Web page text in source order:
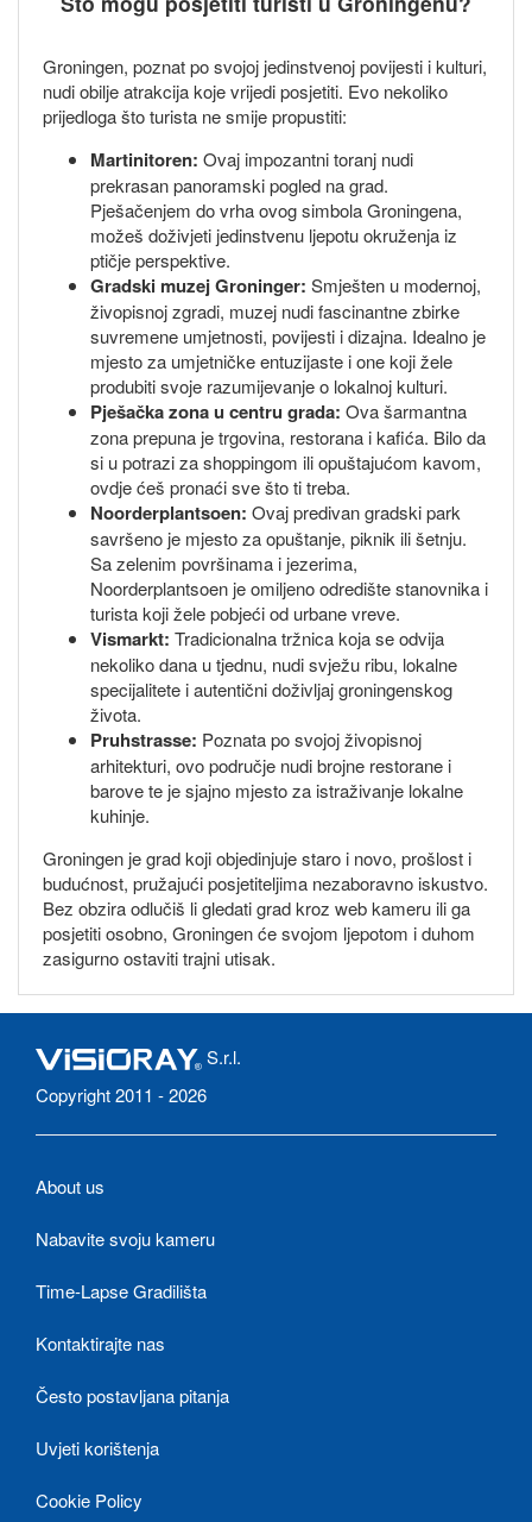
Groningen, poznat po svojoj jedinstvenoj povijesti i kulturi,
nudi obilje atrakcija koje vrijedi posjetiti. Evo nekoliko
prijedloga što turista ne smije propustiti:
Martinitoren: Ovaj impozantni toranj nudi
prekrasan panoramski pogled na grad.
Pješačenjem do vrha ovog simbola Groningena,
možeš doživjeti jedinstvenu ljepotu okruženja iz
ptičje perspektive.
Gradski muzej Groninger: Smješten u modernoj,
živopisnoj zgradi, muzej nudi fascinantne zbirke
suvremene umjetnosti, povijesti i dizajna. Idealno je
mjesto za umjetničke entuzijaste i one koji žele
produbiti svoje razumijevanje o lokalnoj kulturi.
Pješačka zona u centru grada: Ova šarmantna
zona prepuna je trgovina, restorana i kafića. Bilo da
si u potrazi za shoppingom ili opuštajućom kavom,
ovdje ćeš pronaći sve što ti treba.
Noorderplantsoen: Ovaj predivan gradski park
savršeno je mjesto za opuštanje, piknik ili šetnju.
Sa zelenim površinama i jezerima,
Noorderplantsoen je omiljeno odredište stanovnika i
turista koji žele pobjeći od urbane vreve.
Vismarkt: Tradicionalna tržnica koja se odvija
nekoliko dana u tjednu, nudi svježu ribu, lokalne
specijalitete i autentični doživljaj groningenskog
života.
Pruhstrasse: Poznata po svojoj živopisnoj
arhitekturi, ovo područje nudi brojne restorane i
barove te je sjajno mjesto za istraživanje lokalne
kuhinje.
Groningen je grad koji objedinjuje staro i novo, prošlost i
budućnost, pružajući posjetiteljima nezaboravno iskustvo.
Bez obzira odlučiš li gledati grad kroz web kameru ili ga
posjetiti osobno, Groningen će svojom ljepotom i duhom
zasigurno ostaviti trajni utisak.
S.r.l.
Copyright 2011 - 2026
About us
Nabavite svoju kameru
Time-Lapse Gradilišta
Kontaktirajte nas
Često postavljana pitanja
Uvjeti korištenja
Cookie Policy